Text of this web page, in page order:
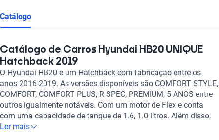
Catálogo
Catálogo de Carros Hyundai HB20 UNIQUE
Hatchback 2019
O Hyundai HB20 é um Hatchback com fabricação entre os
anos 2016-2019. As versões disponíveis são COMFORT STYLE,
COMFORT, COMFORT PLUS, R SPEC, PREMIUM, 5 ANOS entre
outros igualmente notáveis. Com um motor de Flex e conta
com uma capacidade de tanque de 1.6, 1.0 litros. Além disso,
está equipado com uma transmissão manual, automática para
Ler mais